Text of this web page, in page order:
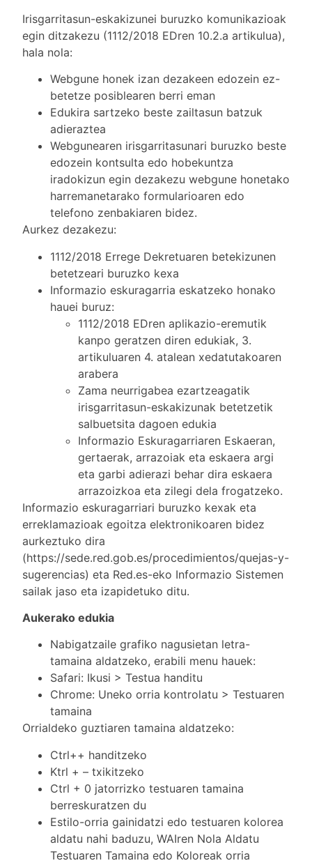
Irisgarritasun-eskakizunei buruzko komunikazioak
egin ditzakezu (1112/2018 EDren 10.2.a artikulua),
hala nola:
Webgune honek izan dezakeen edozein ez-
betetze posiblearen berri eman
Edukira sartzeko beste zailtasun batzuk
adieraztea
Webgunearen irisgarritasunari buruzko beste
edozein kontsulta edo hobekuntza
iradokizun egin dezakezu webgune honetako
harremanetarako formularioaren edo
telefono zenbakiaren bidez.
Aurkez dezakezu:
1112/2018 Errege Dekretuaren betekizunen
betetzeari buruzko kexa
Informazio eskuragarria eskatzeko honako
hauei buruz:
1112/2018 EDren aplikazio-eremutik
kanpo geratzen diren edukiak, 3.
artikuluaren 4. atalean xedatutakoaren
arabera
Zama neurrigabea ezartzeagatik
irisgarritasun-eskakizunak betetzetik
salbuetsita dagoen edukia
Informazio Eskuragarriaren Eskaeran,
gertaerak, arrazoiak eta eskaera argi
eta garbi adierazi behar dira eskaera
arrazoizkoa eta zilegi dela frogatzeko.
Informazio eskuragarriari buruzko kexak eta
erreklamazioak egoitza elektronikoaren bidez
aurkeztuko dira
(https://sede.red.gob.es/procedimientos/quejas-y-
sugerencias) eta Red.es-eko Informazio Sistemen
sailak jaso eta izapidetuko ditu.
Aukerako edukia
Nabigatzaile grafiko nagusietan letra-
tamaina aldatzeko, erabili menu hauek:
Safari: Ikusi > Testua handitu
Chrome: Uneko orria kontrolatu > Testuaren
tamaina
Orrialdeko guztiaren tamaina aldatzeko:
Ctrl++ handitzeko
Ktrl + – txikitzeko
Ctrl + 0 jatorrizko testuaren tamaina
berreskuratzen du
Estilo-orria gainidatzi edo testuaren kolorea
aldatu nahi baduzu, WAIren Nola Aldatu
Testuaren Tamaina edo Koloreak orria